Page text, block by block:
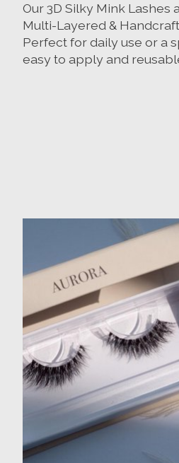
Our 3D Silky Mink Lashes
Multi-Layered &
Perfect for daily use or a
easy to apply and
Items van